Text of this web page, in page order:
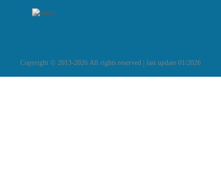
Copyright © 2013-2026 All rights reserved | last update 01/2026